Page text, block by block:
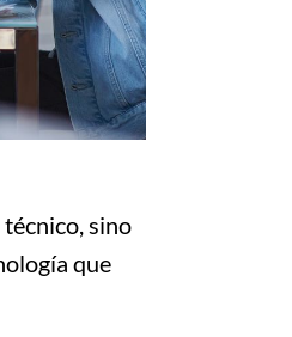
sino
que